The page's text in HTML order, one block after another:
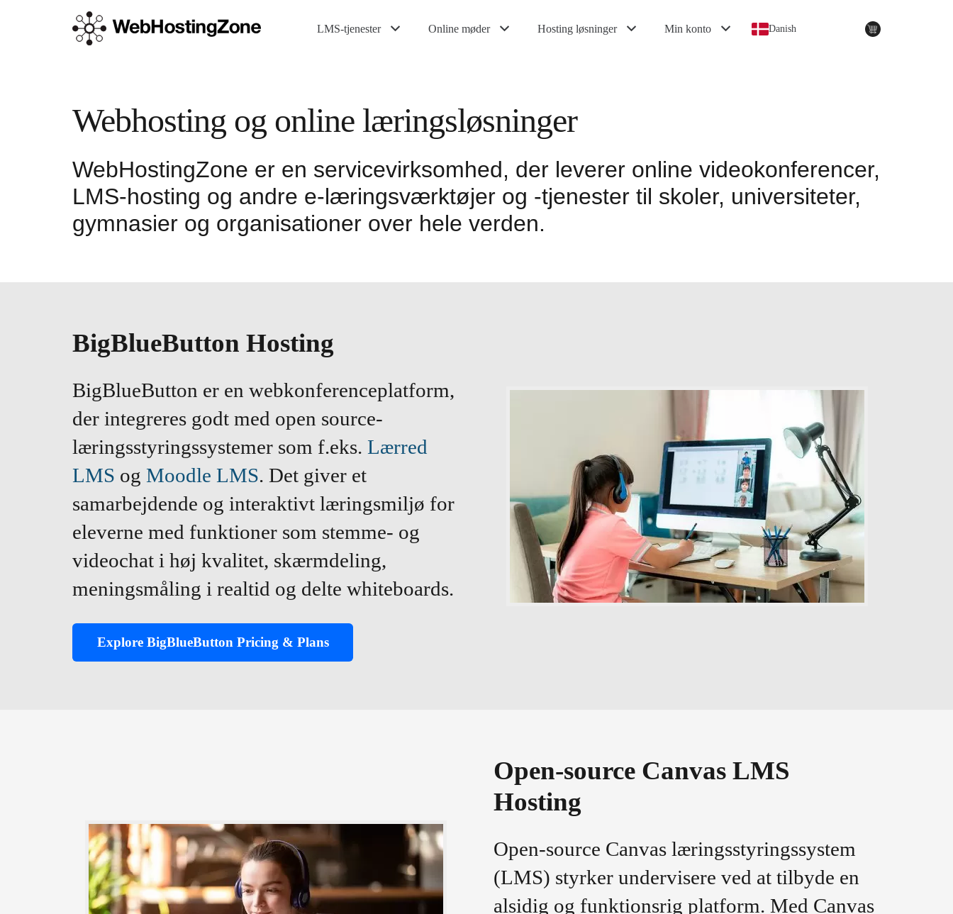
LMS-tjenester Online møder Hosting løsninger Min konto Danish
Webhosting og online læringsløsninger
WebHostingZone er en servicevirksomhed, der leverer online videokonferencer,
LMS-hosting og andre e-læringsværktøjer og -tjenester til skoler, universiteter,
gymnasier og organisationer over hele verden.
BigBlueButton Hosting
BigBlueButton er en webkonferenceplatform,
der integreres godt med open source-
læringsstyringssystemer som f.eks. Lærred
LMS og Moodle LMS. Det giver et
samarbejdende og interaktivt læringsmiljø for
eleverne med funktioner som stemme- og
videochat i høj kvalitet, skærmdeling,
meningsmåling i realtid og delte whiteboards.
Explore BigBlueButton Pricing & Plans
Open-source Canvas LMS
Hosting
Open-source Canvas læringsstyringssystem
(LMS) styrker undervisere ved at tilbyde en
alsidig og funktionsrig platform. Med Canvas